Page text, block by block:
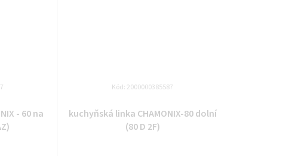
- 60 na
kuchyňská linka CHAMONIX-80 dolní
(80 D 2F)
Kód: 2000000385587